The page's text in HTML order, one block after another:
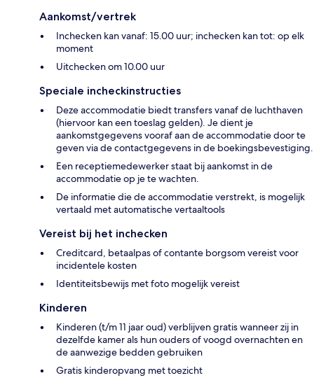
Aankomst/vertrek
Inchecken kan vanaf: 15.00 uur; inchecken kan tot: op elk
moment
Uitchecken om 10.00 uur
Speciale incheckinstructies
Deze accommodatie biedt transfers vanaf de luchthaven
(hiervoor kan een toeslag gelden). Je dient je
aankomstgegevens vooraf aan de accommodatie door te
geven via de contactgegevens in de boekingsbevestiging.
Een receptiemedewerker staat bij aankomst in de
accommodatie op je te wachten.
De informatie die de accommodatie verstrekt, is mogelijk
vertaald met automatische vertaaltools
Vereist bij het inchecken
Creditcard, betaalpas of contante borgsom vereist voor
incidentele kosten
Identiteitsbewijs met foto mogelijk vereist
Kinderen
Kinderen (t/m 11 jaar oud) verblijven gratis wanneer zij in
dezelfde kamer als hun ouders of voogd overnachten en
de aanwezige bedden gebruiken
Gratis kinderopvang met toezicht